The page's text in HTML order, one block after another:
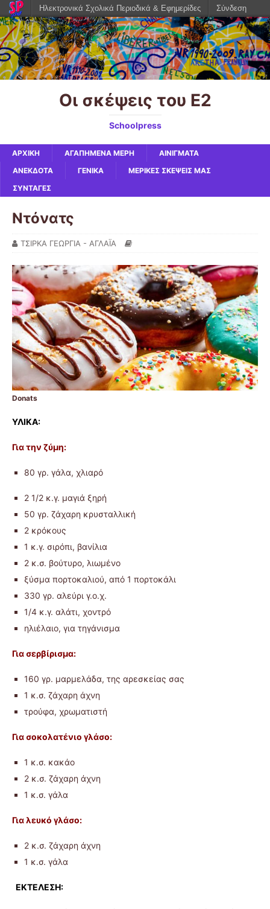
Οι σκέψεις του Ε2
Schoolpress
ΑΡΧΙΚΉ ΑΓΑΠΗΜΈΝΑ ΜΈΡΗ
ΑΙΝΊΓΜΑΤΑ
ΑΝΈΚΔΟΤΑ
ΓΕΝΙΚΆ
ΜΕΡΙΚΈΣ ΣΚΈΨΕΙΣ ΜΑΣ
ΣΥΝΤΑΓΈΣ
Ντόνατς
ΤΣΙΡΚΑ ΓΕΩΡΓΙΑ - ΑΓΛΑΪΑ
Donats
ΥΛΙΚΑ:
Για την ζύμη:
80 γρ. γάλα, χλιαρό
2 1/2 κ.γ. μαγιά ξηρή
50 γρ. ζάχαρη κρυσταλλική
2 κρόκους
1 κ.γ. σιρόπι, βανίλια
2 κ.σ. βούτυρο, λιωμένο
ξύσμα πορτοκαλιού, από 1 πορτοκάλι
330 γρ. αλεύρι γ.ο.χ.
1/4 κ.γ. αλάτι, χοντρό
ηλιέλαιο, για τηγάνισμα
Για σερβίρισμα:
160 γρ. μαρμελάδα, της αρεσκείας σας
1 κ.σ. ζάχαρη άχνη
τρούφα, χρωματιστή
Για σοκολατένιο γλάσο:
1 κ.σ. κακάο
2 κ.σ. ζάχαρη άχνη
1 κ.σ. γάλα
Για λευκό γλάσο:
2 κ.σ. ζάχαρη άχνη
1 κ.σ. γάλα
ΕΚΤΕΛΕΣΗ:
Ηλεκτρονικά Σχολικά Περιοδικά & Εφημερίδες Σύνδεση